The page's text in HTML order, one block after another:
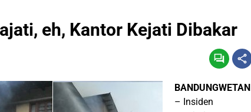
eh, Kantor Kejati Dibakar
BANDUNGWETAN
– Insiden